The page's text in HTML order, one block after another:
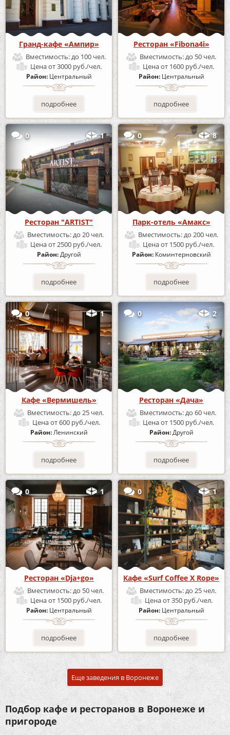
Гранд-кафе «Ампир»
Вместимость:до 100 чел.
Ценаот 3000 руб./чел.
Район: Центральный
подробнее
Ресторан «Fibona4i»
Вместимость:до 50 чел.
Ценаот 1600 руб./чел.
Район: Центральный
подробнее
0 1
Ресторан "ARTIST"
Вместимость:до 20 чел.
Ценаот 2500 руб./чел.
Район:Другой
подробнее
0 8
Парк-отель «Амакс»
Вместимость:до 200 чел.
Ценаот 1500 руб./чел.
Район: Коминтерновский
подробнее
0 1
Кафе «Вермишель»
Вместимость:до 25 чел.
Ценаот 600 руб./чел.
Район:Ленинский
подробнее
0 2
Ресторан «Дача»
Вместимость:до 60 чел.
Ценаот 1500 руб./чел.
Район:Другой
подробнее
0 1
Ресторан «Dja+go»
Вместимость:до 50 чел.
Ценаот 1500 руб./чел.
Район: Центральный
подробнее
0 1
Кафе «Surf Coffee X Rope»
Вместимость:до 25 чел.
Ценаот 350 руб./чел.
Район: Центральный
подробнее
Еще заведения в Воронеже
Подбор кафе и ресторанов в Воронеже и
пригороде